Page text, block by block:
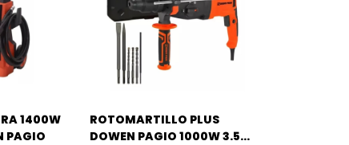
1400W
PAGIO
ROTOMARTILLO PLUS
DOWEN PAGIO 1000W 3.5J